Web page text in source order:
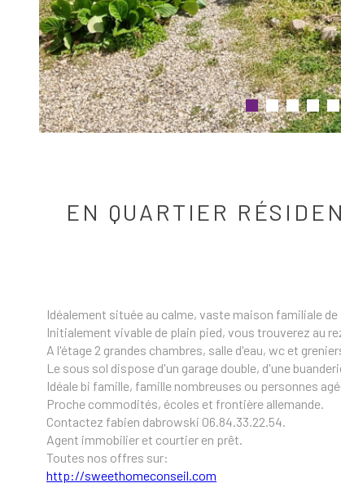
EN QUARTIER
Idéalement située au calme, vaste maison familiale de
Initialement vivable de plain pied, vous trouverez au
A l'étage 2 grandes chambres, salle d'eau, wc et
Le sous sol dispose d'un garage double, d'une
Idéale bi famille, famille nombreuses ou personnes
Proche commodités, écoles et frontière allemande.
Contactez fabien dabrowski 06.84.33.22.54.
Agent immobilier et courtier en prêt.
Toutes nos offres sur:
http://sweethomeconseil.com